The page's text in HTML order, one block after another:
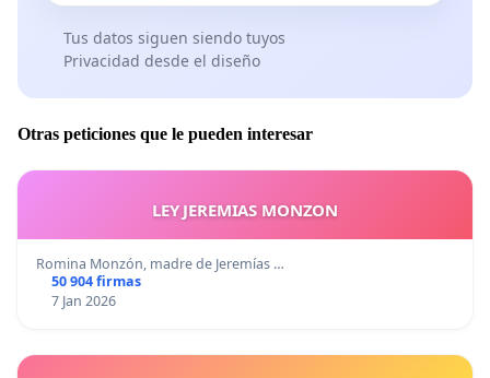
Tus datos siguen siendo tuyos
Privacidad desde el diseño
Otras peticiones que le pueden interesar
LEY JEREMIAS MONZON
Romina Monzón, madre de Jeremías …
50 904 firmas
7 Jan 2026